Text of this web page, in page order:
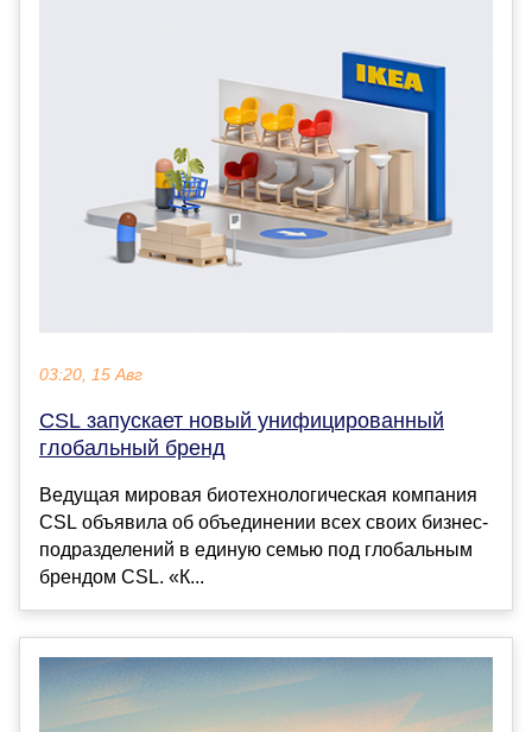
03:20, 15 Авг
CSL запускает новый унифицированный
глобальный бренд
Ведущая мировая биотехнологическая компания
CSL объявила об объединении всех своих бизнес-
подразделений в единую семью под глобальным
брендом CSL. «К...